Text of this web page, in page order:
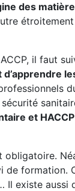
des
il faut
d’apprendre
et
obligatoire.
formation.
Il existe aussi